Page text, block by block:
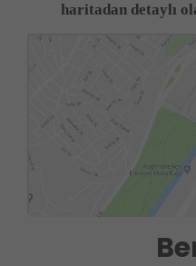
haritadan detaylı